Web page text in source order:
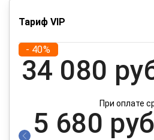
Тариф VIP
- 40%
34 080
При оплате
5 680